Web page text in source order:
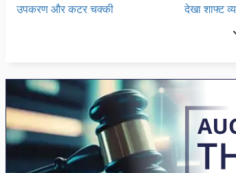
उपकरण और कटर चक्की
उपकरण धारकों
उपकरण पत्रिका
देखा शाफ्ट
परिवहन पर
पूरी तरह से